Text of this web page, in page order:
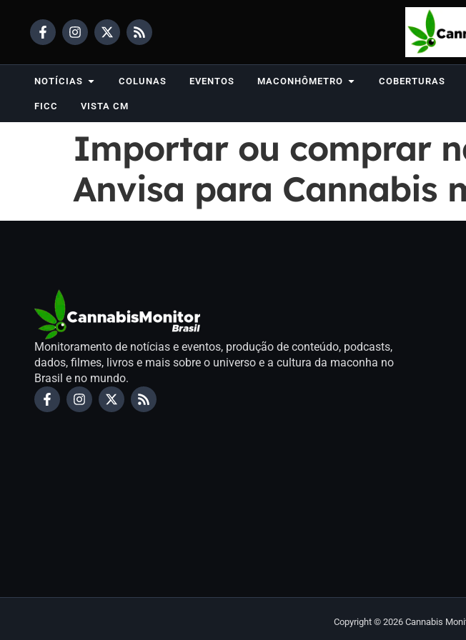
NOTÍCIAS COLUNAS EVENTOS MACONHÔMETRO COBERTURAS
FICC VISTA CM
Importar ou comprar
Anvisa para Cannabis
Monitoramento de notícias e eventos, produção de conteúdo, podcasts,
dados, filmes, livros e mais sobre o universo e a cultura da maconha no
Brasil e no mundo.
Copyright © 2026 Cannabis